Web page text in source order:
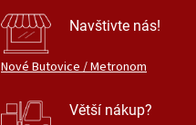
Navštivte nás!
Nové Butovice / Metronom
Větší nákup?